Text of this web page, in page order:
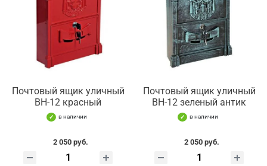
Почтовый ящик уличный
ВН-12 красный
в наличии
2 050 руб.
Почтовый ящик уличный
ВН-12 зеленый антик
в наличии
2 050 руб.